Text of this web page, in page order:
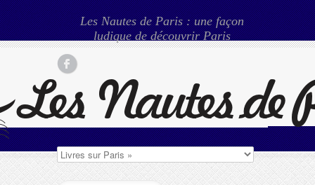
Les Nautes de Paris : une façon
ludique de découvrir Paris